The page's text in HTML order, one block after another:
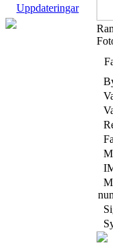
Uppdateringar